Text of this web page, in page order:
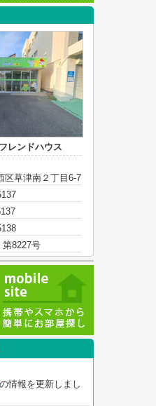
レンドハウス
区草津南２丁目6-7
第8227号
の情報を更新しまし